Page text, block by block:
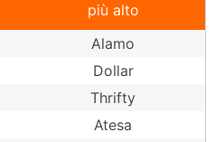
più alto
Alamo
Dollar
Thrifty
Atesa